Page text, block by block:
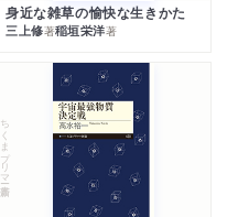
身近な雑草の愉快な生きかた
三上修著稲垣栄洋著
ちくまプリマー新書